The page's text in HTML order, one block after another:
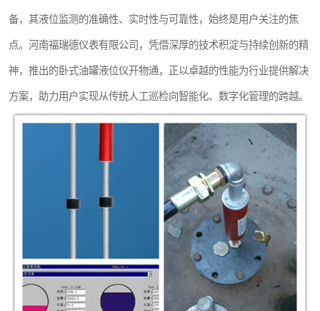
备，其液位监测的准确性、实时性与可靠性，始终是用户关注的焦
点。河南福瑞德仪表有限公司，凭借深厚的技术积淀与持续创新的精
神，推出的卧式油罐液位仪开物通，正以卓越的性能为行业提供解决
方案，助力用户实现从传统人工巡检向智能化、数字化管理的跨越。
温度变送器
流量仪表